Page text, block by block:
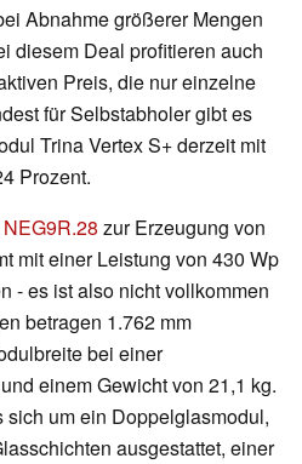
Abnahme größerer Mengen
diesem Deal profitieren auch
Preis, die nur einzelne
für Selbstabholer gibt es
Trina Vertex S+ derzeit mit
Prozent.
zur Erzeugung von
mit einer Leistung von 430 Wp
- es ist also nicht vollkommen
betragen 1.762 mm
bei einer
einem Gewicht von 21,1 kg.
um ein Doppelglasmodul,
ausgestattet, einer